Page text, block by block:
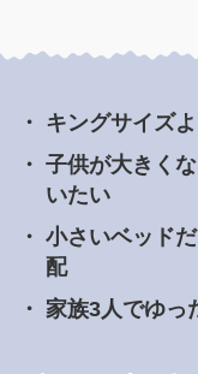
・ キングサイズ
・ 子供が大きく
いたい
・ 小さいベッド
配
・ 家族3人でゆ